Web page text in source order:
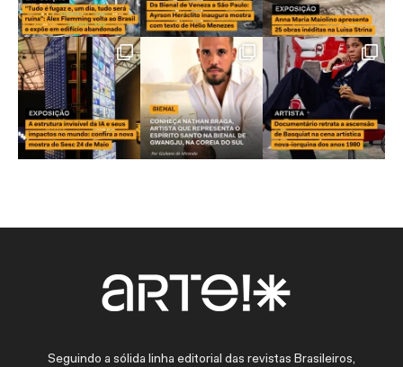
Seguindo a sólida linha editorial das revistas Brasileiros,